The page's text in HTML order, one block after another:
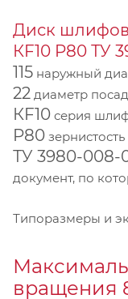
Диск
КF10 P80 ТУ
115 наружный
22 диаметр
КF10 серия
P80
ТУ 3980-008-
документ, по
Типоразмеры и
вращения